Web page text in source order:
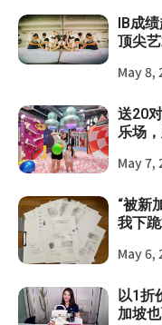
IB成
顶尖
May 8,
送20
乐场
May 7,
“被新
我下
May 6,
以1折
加坡